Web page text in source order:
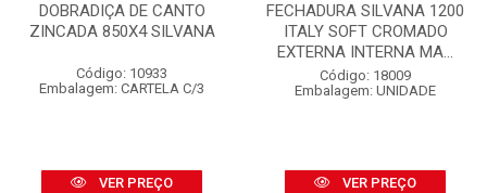
DOBRADIÇA DE CANTO
ZINCADA 850X4 SILVANA
Código: 10933
Embalagem: CARTELA C/3
VER PREÇO
FECHADURA SILVANA 1200
ITALY SOFT CROMADO
EXTERNA INTERNA MA...
Código: 18009
Embalagem: UNIDADE
VER PREÇO